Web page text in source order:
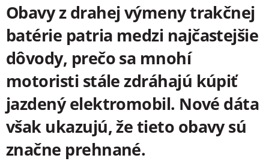
Obavy z drahej výmeny trakčnej
batérie patria medzi najčastejšie
dôvody, prečo sa mnohí
motoristi stále zdráhajú kúpiť
jazdený elektromobil. Nové dáta
však ukazujú, že tieto obavy sú
značne prehnané.